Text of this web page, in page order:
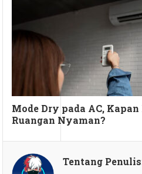
Mode Dry pada AC,
Ruangan Nyaman?
Tentang